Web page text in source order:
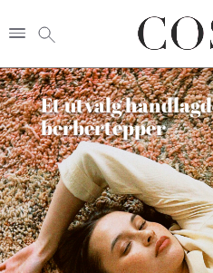
Et utvalg
berbertepper